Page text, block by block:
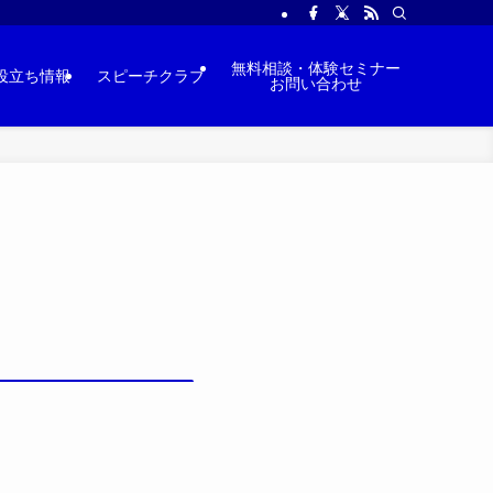
立ち情報 スピーチクラブ
無料相談・体験セミナー
お問い合わせ